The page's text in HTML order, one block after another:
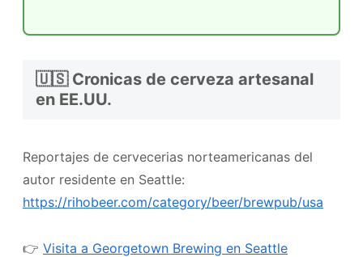
🇺🇸 Cronicas de cerveza artesanal
en EE.UU.
Reportajes de cervecerias norteamericanas del
autor residente en Seattle:
https://rihobeer.com/category/beer/brewpub/usa
👉 Visita a Georgetown Brewing en Seattle